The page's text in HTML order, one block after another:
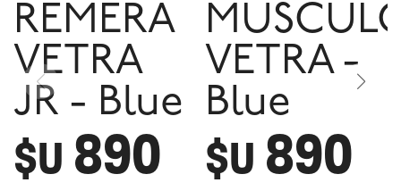
REMERA
VETRA
JR - Blue
$U 890
VETRA -
Blue
$U 890